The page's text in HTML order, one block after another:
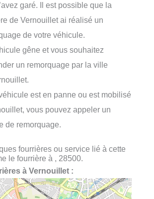
garé. Il est possible que la
de Vernouillet ai réalisé un
de votre véhicule.
gêne et vous souhaitez
un remorquage par la ville
est en panne ou est mobilisé
vous pouvez appeler un
de remorquage.
fourrières ou service lié à cette
le fourrière à , 28500.
à Vernouillet :